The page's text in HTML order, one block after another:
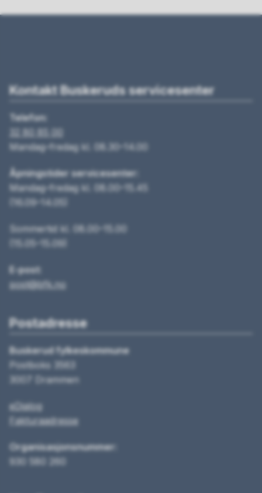
Kontakt Buskeruds servicesenter
Telefon:
32 80 85 00
Mandag–fredag kl. 08.30–14.00
Åpningstider servicesenter:
Mandag–fredag kl. 08.00–15.45
(16.09–14.05)
Sommertid kl. 08.00–15.00
(15.05–15.09)
E-post:
post@bfk.no
Postadresse
Buskerud fylkeskommune
Postboks 3563
3007 Drammen
eDialog
Fakturaadresse
Organisasjonsnummer:
930 580 260